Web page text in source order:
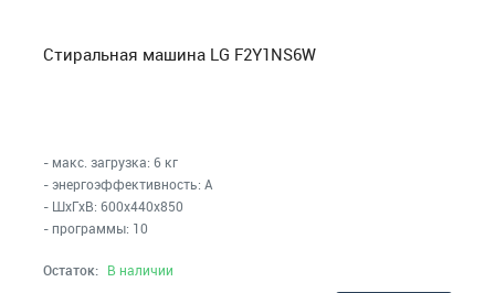
Стиральная машина LG F2Y1NS6W
- макс. загрузка: 6 кг
- энергоэффективность: A
- ШхГхВ: 600x440x850
- программы: 10
Остаток: В наличии